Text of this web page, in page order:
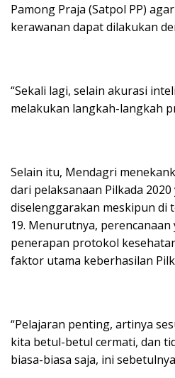
Pamong Praja (Satpol PP)
kerawanan dapat dilakukan
“Sekali lagi, selain akurasi
melakukan langkah-langkah
Selain itu, Mendagri
dari pelaksanaan Pilkada
diselenggarakan meskipun di
19. Menurutnya,
penerapan protokol
faktor utama keberhasilan
“Pelajaran penting, artinya
kita betul-betul cermati, dan
biasa-biasa saja, ini